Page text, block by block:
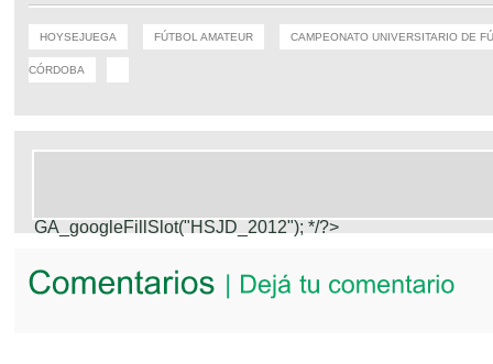
HOYSEJUEGA FÚTBOL AMATEUR CAMPEONATO UNIVERSITARIO DE
CÓRDOBA
GA_googleFillSlot("HSJD_2012"); */?>